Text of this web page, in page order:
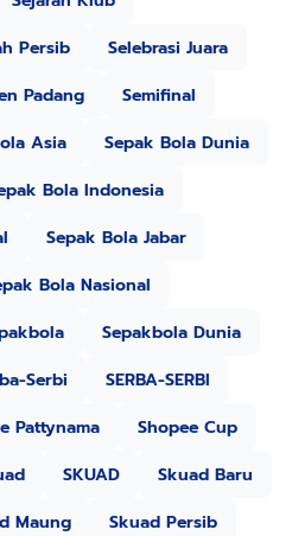
Persib
Selebrasi Juara
Padang
Semifinal
Asia
Sepak Bola Dunia
Bola Indonesia
Sepak Bola Jabar
Bola Nasional
Sepakbola Dunia
Serbi
SERBA-SERBI
Pattynama
Shopee Cup
SKUAD
Skuad Baru
Maung
Skuad Persib